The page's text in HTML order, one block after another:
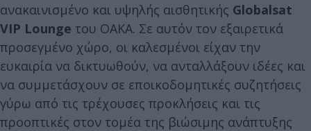
ανακαινισμένο και υψηλής αισθητικής Globalsat
VIP Lounge του ΟΑΚΑ. Σε αυτόν τον εξαιρετικά
προσεγμένο χώρο, οι καλεσμένοι είχαν την
ευκαιρία να δικτυωθούν, να ανταλλάξουν ιδέες και
να συμμετάσχουν σε εποικοδομητικές συζητήσεις
γύρω από τις τρέχουσες προκλήσεις και τις
προοπτικές στον τομέα της βιώσιμης ανάπτυξης